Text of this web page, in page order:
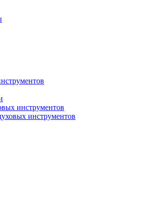
инструментов
инструментов